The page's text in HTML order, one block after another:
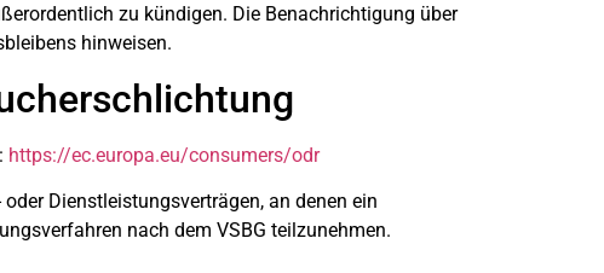
zu kündigen. Die Benachrichtigung über
hinweisen.
https://ec.europa.eu/consumers/odr
Dienstleistungsverträgen, an denen ein
nach dem VSBG teilzunehmen.